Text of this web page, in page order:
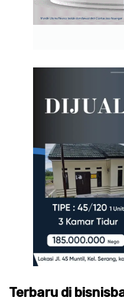
Terbaru di